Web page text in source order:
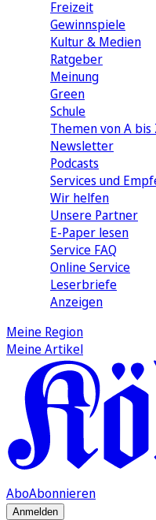
Freizeit
Gewinnspiele
Kultur & Medien
Ratgeber
Meinung
Green
Schule
Themen von A bis
Newsletter
Podcasts
Services und
Wir helfen
Unsere Partner
E-Paper lesen
Service FAQ
Online Service
Leserbriefe
Anzeigen
Meine Region
Meine Artikel
AboAbonnieren
Anmelden